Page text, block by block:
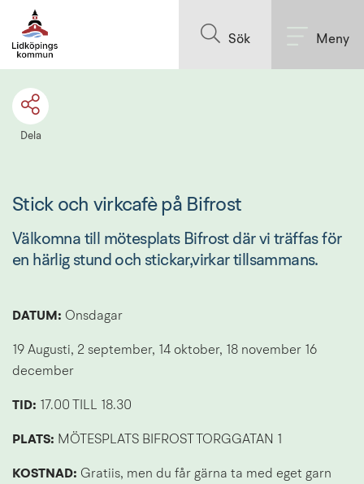
Sök Meny
Dela
Stick och virkcafè på Bifrost
Välkomna till mötesplats Bifrost där vi träffas för
en härlig stund och stickar,virkar tillsammans.
DATUM: Onsdagar
19 Augusti, 2 september, 14 oktober, 18 november 16
december
TID: 17.00 TILL 18.30
PLATS: MÖTESPLATS BIFROST TORGGATAN 1
KOSTNAD: Gratiis, men du får gärna ta med eget garn